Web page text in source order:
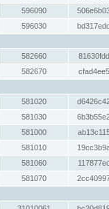
596090
596030
582660
582670
581020
581030
581000
581010
581060
581070